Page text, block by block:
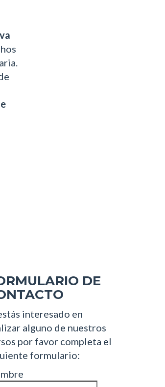
DE
interesado en
alguno de nuestros
por favor completa el
formulario: